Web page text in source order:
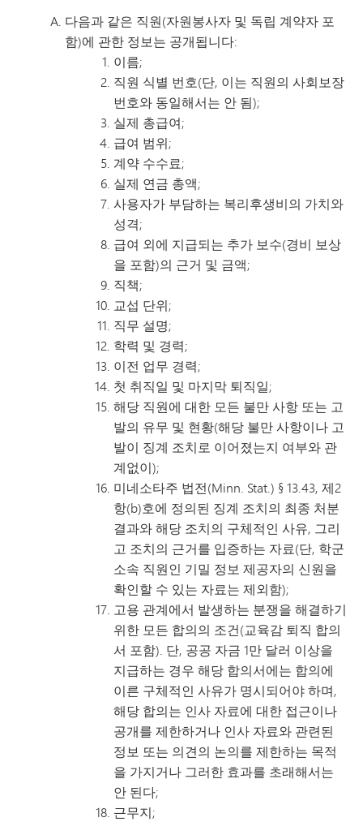
다음과 같은 직원(자원봉사자 및 독립 계약자 포
함)에 관한 정보는 공개됩니다:
이름;
직원 식별 번호(단, 이는 직원의 사회보장
번호와 동일해서는 안 됨);
실제 총급여;
급여 범위;
계약 수수료;
실제 연금 총액;
사용자가 부담하는 복리후생비의 가치와
성격;
급여 외에 지급되는 추가 보수(경비 보상
을 포함)의 근거 및 금액;
직책;
교섭 단위;
직무 설명;
학력 및 경력;
이전 업무 경력;
첫 취직일 및 마지막 퇴직일;
해당 직원에 대한 모든 불만 사항 또는 고
발의 유무 및 현황(해당 불만 사항이나 고
발이 징계 조치로 이어졌는지 여부와 관
계없이);
미네소타주 법전(Minn. Stat.) § 13.43, 제2
항(b)호에 정의된 징계 조치의 최종 처분
결과와 해당 조치의 구체적인 사유, 그리
고 조치의 근거를 입증하는 자료(단, 학군
소속 직원인 기밀 정보 제공자의 신원을
확인할 수 있는 자료는 제외함);
고용 관계에서 발생하는 분쟁을 해결하기
위한 모든 합의의 조건(교육감 퇴직 합의
서 포함). 단, 공공 자금 1만 달러 이상을
지급하는 경우 해당 합의서에는 합의에
이른 구체적인 사유가 명시되어야 하며,
해당 합의는 인사 자료에 대한 접근이나
공개를 제한하거나 인사 자료와 관련된
정보 또는 의견의 논의를 제한하는 목적
을 가지거나 그러한 효과를 초래해서는
안 된다;
근무지;